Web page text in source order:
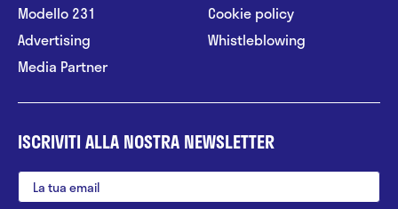
Modello 231
Advertising
Media Partner
Cookie policy
Whistleblowing
ISCRIVITI ALLA NOSTRA NEWSLETTER